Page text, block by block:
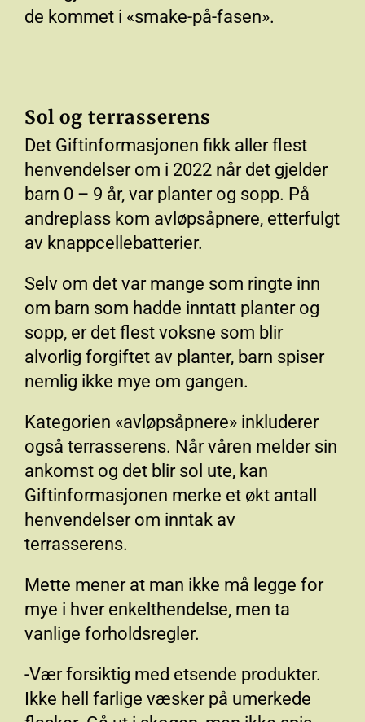
de kommet i «smake-på-fasen».
Sol og terrasserens
Det Giftinformasjonen fikk aller flest
henvendelser om i 2022 når det gjelder
barn 0 – 9 år, var planter og sopp. På
andreplass kom avløpsåpnere, etterfulgt
av knappcellebatterier.
Selv om det var mange som ringte inn
om barn som hadde inntatt planter og
sopp, er det flest voksne som blir
alvorlig forgiftet av planter, barn spiser
nemlig ikke mye om gangen.
Kategorien «avløpsåpnere» inkluderer
også terrasserens. Når våren melder sin
ankomst og det blir sol ute, kan
Giftinformasjonen merke et økt antall
henvendelser om inntak av
terrasserens.
Mette mener at man ikke må legge for
mye i hver enkelthendelse, men ta
vanlige forholdsregler.
-Vær forsiktig med etsende produkter.
Ikke hell farlige væsker på umerkede